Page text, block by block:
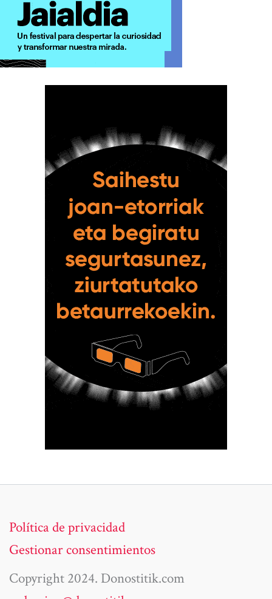
Política de privacidad
Gestionar consentimientos
Copyright 2024. Donostitik.com